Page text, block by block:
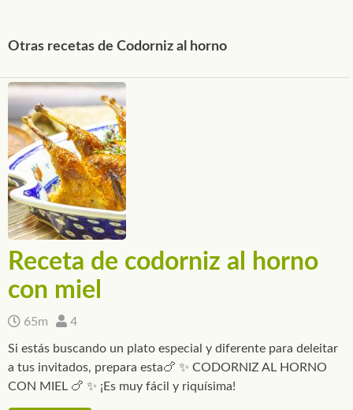
Otras recetas de Codorniz al horno
Receta de codorniz al horno
con miel
65m 4
Si estás buscando un plato especial y diferente para deleitar
a tus invitados, prepara esta🍗 ✨ CODORNIZ AL HORNO
CON MIEL 🍗 ✨ ¡Es muy fácil y riquísima!